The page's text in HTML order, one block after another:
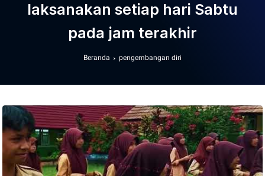
laksanakan setiap hari Sabtu
pada jam terakhir
Beranda pengembangan diri